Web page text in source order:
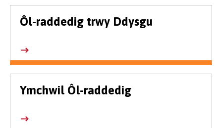
Ôl-raddedig trwy Ddysgu
Ymchwil Ôl-raddedig